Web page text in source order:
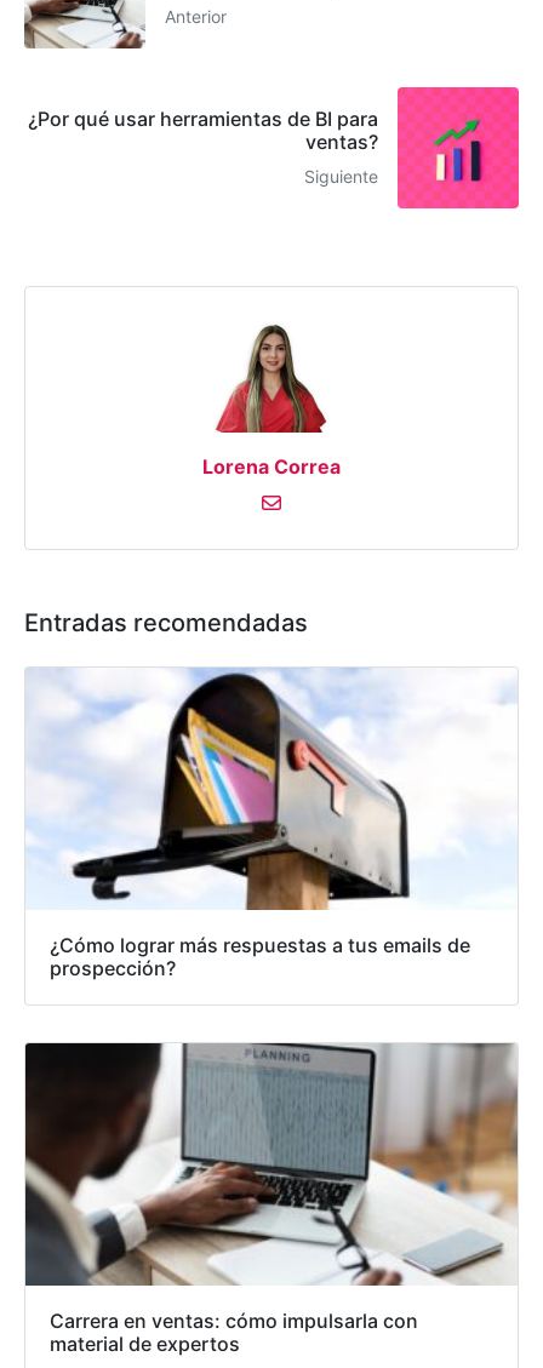
Anterior
¿Por qué usar herramientas de BI para
ventas?
Siguiente
Lorena Correa
Entradas recomendadas
¿Cómo lograr más respuestas a tus emails de
prospección?
Carrera en ventas: cómo impulsarla con
material de expertos